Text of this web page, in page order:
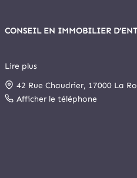
CONSEIL EN IMMOBILIER
Depuis 1999, Arthur Loyd La
spécialisé en immobilier
rochelaise.
Lire plus
42 Rue Chaudrier, 17000 La
Afficher le téléphone